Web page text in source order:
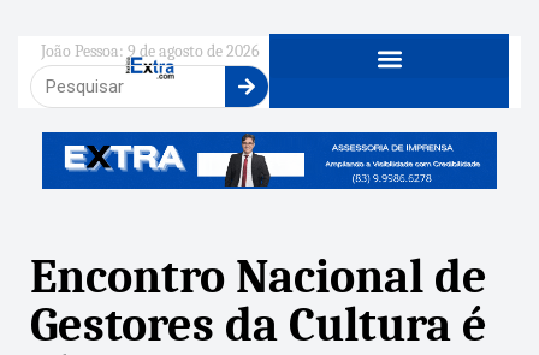
João Pessoa: 9 de agosto de 2026
Encontro Nacional de
Gestores da Cultura é